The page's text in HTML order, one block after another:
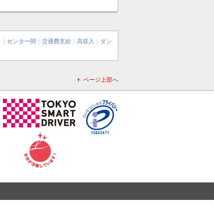
センター間 交通費支給 高収入
ダン
ページ上部へ